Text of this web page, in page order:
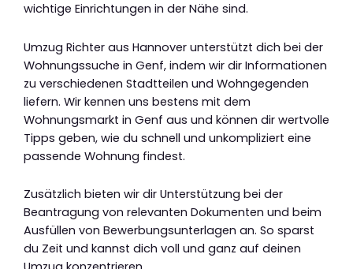
wichtige Einrichtungen in der Nähe sind.
Umzug Richter aus Hannover unterstützt dich bei der
Wohnungssuche in Genf, indem wir dir Informationen
zu verschiedenen Stadtteilen und Wohngegenden
liefern. Wir kennen uns bestens mit dem
Wohnungsmarkt in Genf aus und können dir wertvolle
Tipps geben, wie du schnell und unkompliziert eine
passende Wohnung findest.
Zusätzlich bieten wir dir Unterstützung bei der
Beantragung von relevanten Dokumenten und beim
Ausfüllen von Bewerbungsunterlagen an. So sparst
du Zeit und kannst dich voll und ganz auf deinen